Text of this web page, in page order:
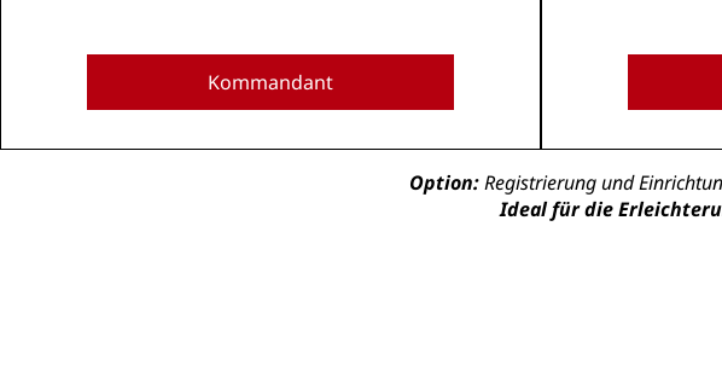
Kommandant
Option:Registrierung und
Ideal für die